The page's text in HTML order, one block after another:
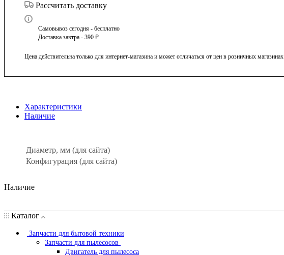
Рассчитать доставку
Самовывоз сегодня - бесплатно
Доставка завтра - 390 ₽
Цена действительна только для интернет-магазина и может отличаться от цен в розничных магазинах
Характеристики
Наличие
Диаметр, мм (для сайта)
Конфигурация (для сайта)
Наличие
Каталог
Запчасти для бытовой техники
Запчасти для пылесосов
Двигатель для пылесоса